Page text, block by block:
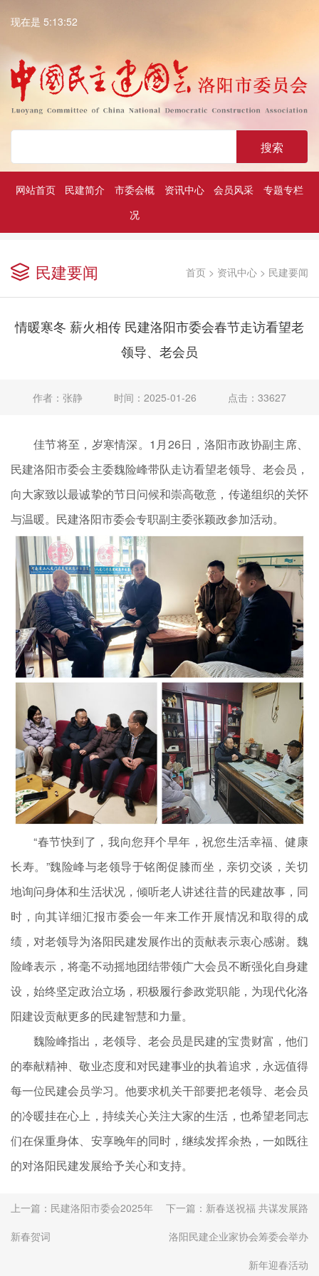
现在是 5:13:52
搜索
网站首页 民建简介
市委会概
况
资讯中心 会员风采 专题专栏
民建要闻 首页 > 资讯中心 > 民建要闻
情暖寒冬 薪火相传 民建洛阳市委会春节走访看望老
领导、老会员
作者：张静 时间：2025-01-26 点击：33627
佳节将至，岁寒情深。1月26日，洛阳市政协副主席、
民建洛阳市委会主委魏险峰带队走访看望老领导、老会员，
向大家致以最诚挚的节日问候和崇高敬意，传递组织的关怀
与温暖。民建洛阳市委会专职副主委张颖政参加活动。
“春节快到了，我向您拜个早年，祝您生活幸福、健康
长寿。”魏险峰与老领导于铭阁促膝而坐，亲切交谈，关切
地询问身体和生活状况，倾听老人讲述往昔的民建故事，同
时，向其详细汇报市委会一年来工作开展情况和取得的成
绩，对老领导为洛阳民建发展作出的贡献表示衷心感谢。魏
险峰表示，将毫不动摇地团结带领广大会员不断强化自身建
设，始终坚定政治立场，积极履行参政党职能，为现代化洛
阳建设贡献更多的民建智慧和力量。
魏险峰指出，老领导、老会员是民建的宝贵财富，他们
的奉献精神、敬业态度和对民建事业的执着追求，永远值得
每一位民建会员学习。他要求机关干部要把老领导、老会员
的冷暖挂在心上，持续关心关注大家的生活，也希望老同志
们在保重身体、安享晚年的同时，继续发挥余热，一如既往
的对洛阳民建发展给予关心和支持。
上一篇： 民建洛阳市委会2025年
新春贺词
下一篇： 新春送祝福 共谋发展路
洛阳民建企业家协会筹委会举办
新年迎春活动